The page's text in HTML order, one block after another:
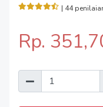
| 44
Rp.